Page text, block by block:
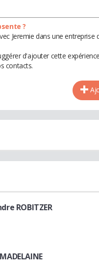
?
Jeremie dans une
d'ajouter cette
contacts.
ROBITZER